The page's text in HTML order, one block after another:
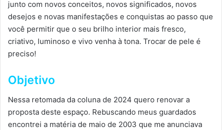
junto com novos conceitos, novos significados, novos
desejos e novas manifestações e conquistas ao passo que
você permitir que o seu brilho interior mais fresco,
criativo, luminoso e vivo venha à tona. Trocar de pele é
preciso!
Objetivo
Nessa retomada da coluna de 2024 quero renovar a
proposta deste espaço. Rebuscando meus guardados
encontrei a matéria de maio de 2003 que me anunciava